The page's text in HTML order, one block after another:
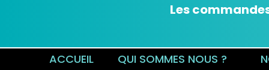
Les
ACCUEIL QUI SOMMES NOUS ?